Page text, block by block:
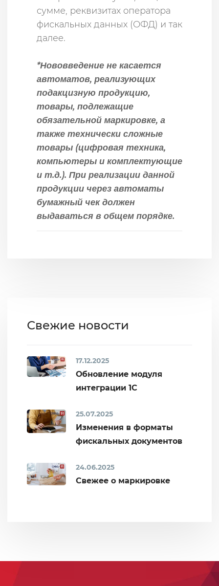
сумме, реквизитах оператора
фискальных данных (ОФД) и так
далее.
*Нововведение не касается
автоматов, реализующих
подакцизную продукцию,
товары, подлежащие
обязательной маркировке, а
также технически сложные
товары (цифровая техника,
компьютеры и комплектующие
и т.д.). При реализации данной
продукции через автоматы
бумажный чек должен
выдаваться в общем порядке.
Свежие новости
17.12.2025
Обновление модуля
интеграции 1С
25.07.2025
Изменения в форматы
фискальных документов
24.06.2025
Свежее о маркировке